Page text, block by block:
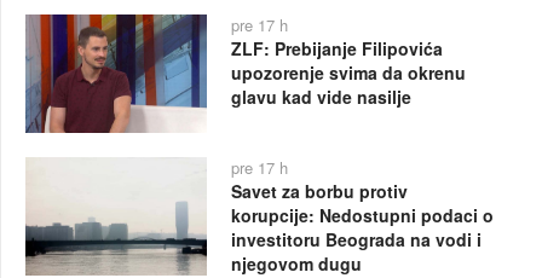
pre 17 h
ZLF: Prebijanje Filipovića
upozorenje svima da okrenu
glavu kad vide nasilje
pre 17 h
Savet za borbu protiv
korupcije: Nedostupni podaci o
investitoru Beograda na vodi i
njegovom dugu